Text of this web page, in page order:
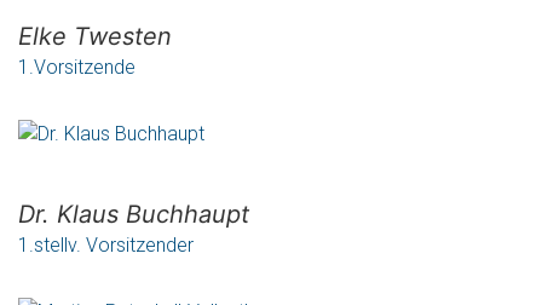
Elke Twesten
1.Vorsitzende
Dr. Klaus Buchhaupt
1.stellv. Vorsitzender